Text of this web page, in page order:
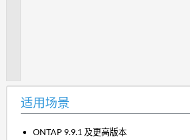
适用场景
ONTAP 9.9.1 及更高版本